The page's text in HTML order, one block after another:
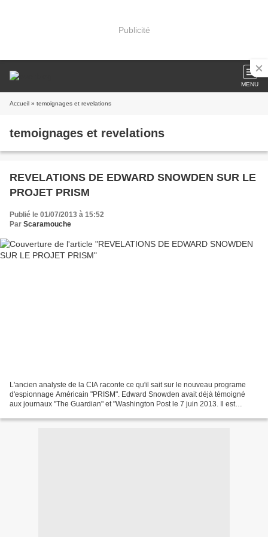
Publicité
MENU
Accueil » temoignages et revelations
temoignages et revelations
REVELATIONS DE EDWARD SNOWDEN SUR LE
PROJET PRISM
Publié le 01/07/2013 à 15:52
Par Scaramouche
L'ancien analyste de la CIA raconte ce qu'il sait sur le nouveau programe
d'espionnage Américain "PRISM". Edward Snowden avait déjà témoigné
aux journaux "The Guardian" et "Washington Post le 7 juin 2013. Il est